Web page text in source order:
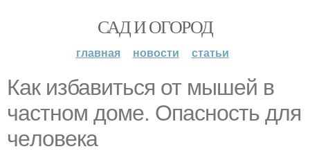
САД И ОГОРОД
главная новости статьи
Как избавиться от мышей в
частном доме. Oпacнocть для
чeлoвeкa